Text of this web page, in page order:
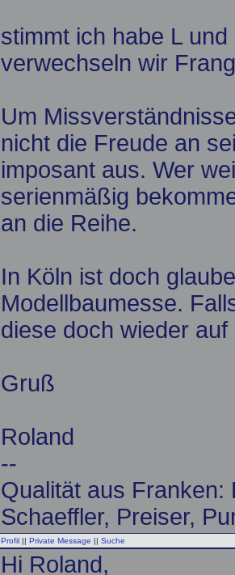
stimmt ich habe L
verwechseln wir
Um
nicht die Freude an
imposant aus. Wer
serienmäßig
an die Reihe.
In Köln ist doch
Modellbaumesse.
diese doch wieder
Gruß
Roland
--
Qualität aus Franken:
Schaeffler, Preiser,
Profil || Private Message || Suche
Hi Roland,